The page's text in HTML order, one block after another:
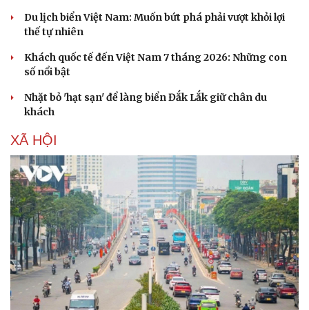
Dinh dưỡng - món ngon
Cây thuốc
Sản phụ khoa
Nhi khoa
Làm đẹp - giảm cân
Phòng mạch online
Nhà đẹp
Tình yêu - Gia đình
Du lịch biển Việt Nam: Muốn bứt phá phải vượt khỏi lợi
thế tự nhiên
Khách quốc tế đến Việt Nam 7 tháng 2026: Những con
số nổi bật
Nhặt bỏ 'hạt sạn' để làng biển Đắk Lắk giữ chân du
khách
XÃ HỘI